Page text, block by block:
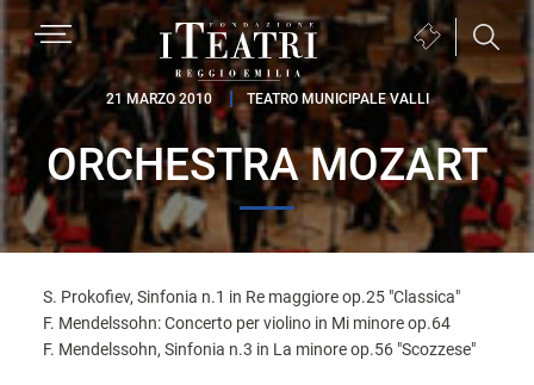
Passa
alla
navigazione
primaria
Passa
al
contenuto
principale
Passa
al
piè
di
pagina
MENU
Fondazione
I
Teatri
Reggio
Emilia
Biglietteria
(si
apre
in
una
nuova
finestra)
21 MARZO 2010 TEATRO MUNICIPALE VALLI
ORCHESTRA MOZART
S. Prokofiev, Sinfonia n.1 in Re maggiore op.25 "Classica"
F. Mendelssohn: Concerto per violino in Mi minore op.64
F. Mendelssohn, Sinfonia n.3 in La minore op.56 "Scozzese"